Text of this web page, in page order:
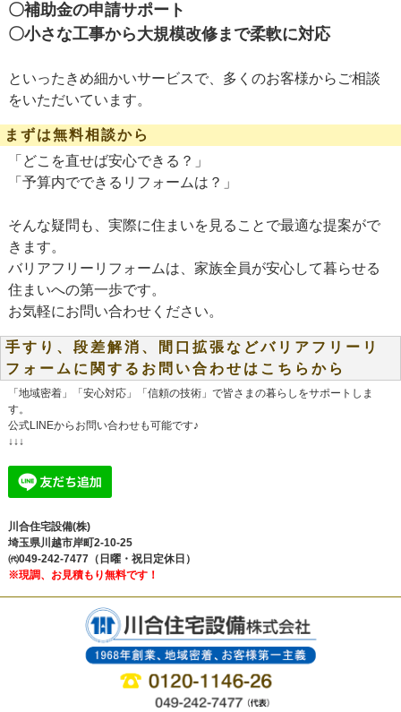
〇補助金の申請サポート
〇小さな工事から大規模改修まで柔軟に対応
といったきめ細かいサービスで、多くのお客様からご相談
をいただいています。
まずは無料相談から
「どこを直せば安心できる？」
「予算内でできるリフォームは？」
そんな疑問も、実際に住まいを見ることで最適な提案がで
きます。
バリアフリーリフォームは、家族全員が安心して暮らせる
住まいへの第一歩です。
お気軽にお問い合わせください。
手すり、段差解消、間口拡張などバリアフリーリ
フォームに関するお問い合わせはこちらから
「地域密着」「安心対応」「信頼の技術」で皆さまの暮らしをサポートしま
す。
公式LINEからお問い合わせも可能です♪
↓↓↓
川合住宅設備(株)
埼玉県川越市岸町2-10-25
㈹049-242-7477（日曜・祝日定休日）
※現調、お見積もり無料です！